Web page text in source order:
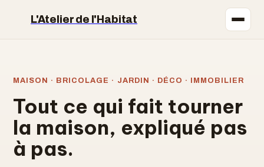
L'Atelier de l'Habitat
Bricolage
Jardinage
Déco
MAISON · BRICOLAGE · JARDIN · DÉCO · IMMOBILIER
Tout ce qui fait tourner
la maison, expliqué pas
à pas.